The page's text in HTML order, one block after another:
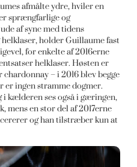
afmålte ydre, hviler en
sprængfarlige og
af sync med tidens
holder Guillaume fast
for enkelte af 2016erne
helklaser. Høsten er
– i 2016 blev begge
er ingen stramme dogmer.
kælderen ses også i gæringen,
mens en stor del af 2017erne
og han tilstræber kun at